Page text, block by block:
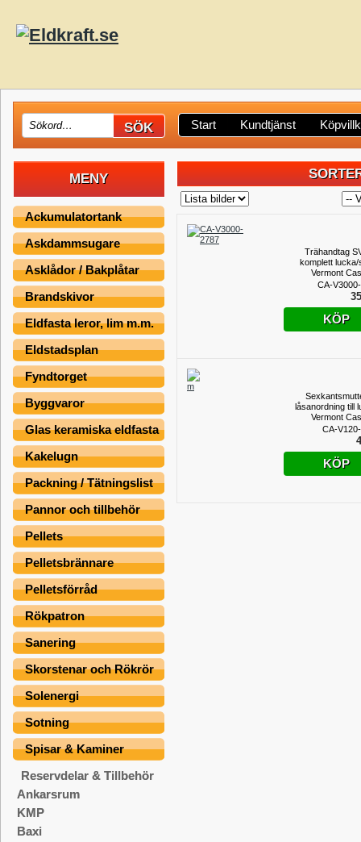
Start Kundtjänst
MENY
Ackumulatortank
Askdammsugare
Asklådor / Bakplåtar
Brandskivor
Eldfasta leror, lim m.m.
Eldstadsplan
Fyndtorget
Byggvaror
Glas keramiska eldfasta
Kakelugn
Packning / Tätningslist
Pannor och tillbehör
Pellets
Pelletsbrännare
Pelletsförråd
Rökpatron
Sanering
Skorstenar och Rökrör
Solenergi
Sotning
Spisar & Kaminer
Reservdelar & Tillbehör
Ankarsrum
KMP
Baxi
Trähandtag
komplett lucka/
Vermont
CA-
KÖP
låsanordning till
Vermont
CA-
KÖP